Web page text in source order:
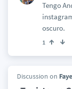
Tengo
oscuro.
1
Discussion on